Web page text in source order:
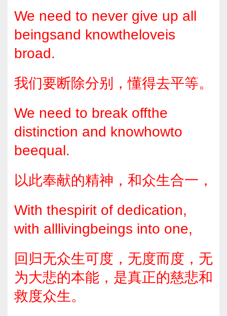
We need to never give up all
beingsand knowtheloveis
broad.
我们要断除分别，懂得去平等。
We need to break offthe
distinction and knowhowto
beequal.
以此奉献的精神，和众生合一，
With thespirit of dedication,
with alllivingbeings into one,
回归无众生可度，无度而度，无
为大悲的本能，是真正的慈悲和
救度众生。